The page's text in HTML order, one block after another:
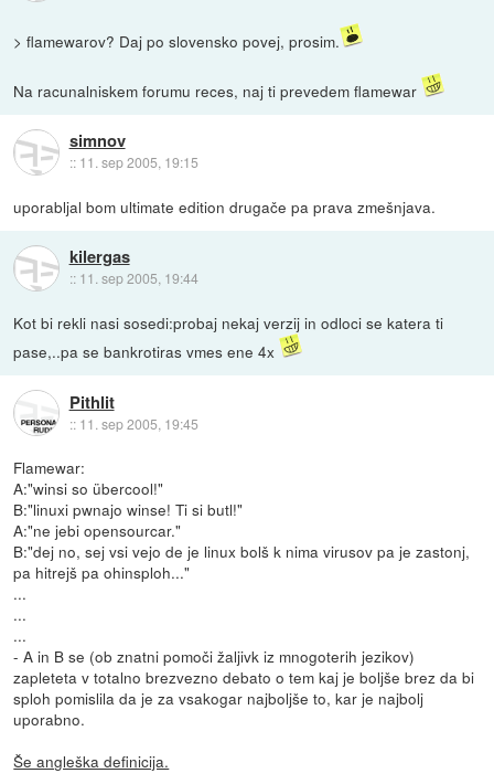
> flamewarov? Daj po slovensko povej, prosim.
Na racunalniskem forumu reces, naj ti prevedem flamewar
simnov
:: 11. sep 2005, 19:15
uporabljal bom ultimate edition drugače pa prava zmešnjava.
kilergas
:: 11. sep 2005, 19:44
Kot bi rekli nasi sosedi:probaj nekaj verzij in odloci se katera ti
pase,..pa se bankrotiras vmes ene 4x
Pithlit
:: 11. sep 2005, 19:45
Flamewar:
A:"winsi so übercool!"
B:"linuxi pwnajo winse! Ti si butl!"
A:"ne jebi opensourcar."
B:"dej no, sej vsi vejo de je linux bolš k nima virusov pa je zastonj,
pa hitrejš pa ohinsploh..."
...
...
...
- A in B se (ob znatni pomoči žaljivk iz mnogoterih jezikov)
zapleteta v totalno brezvezno debato o tem kaj je boljše brez da bi
sploh pomislila da je za vsakogar najboljše to, kar je najbolj
uporabno.
Še angleška definicija.